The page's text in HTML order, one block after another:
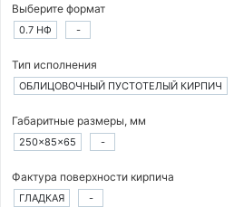
Выберите формат
0.7 НФ -
Тип исполнения
ОБЛИЦОВОЧНЫЙ ПУСТОТЕЛЫЙ КИРПИЧ
Габаритные размеры, мм
250×85×65 -
Фактура поверхности кирпича
ГЛАДКАЯ -